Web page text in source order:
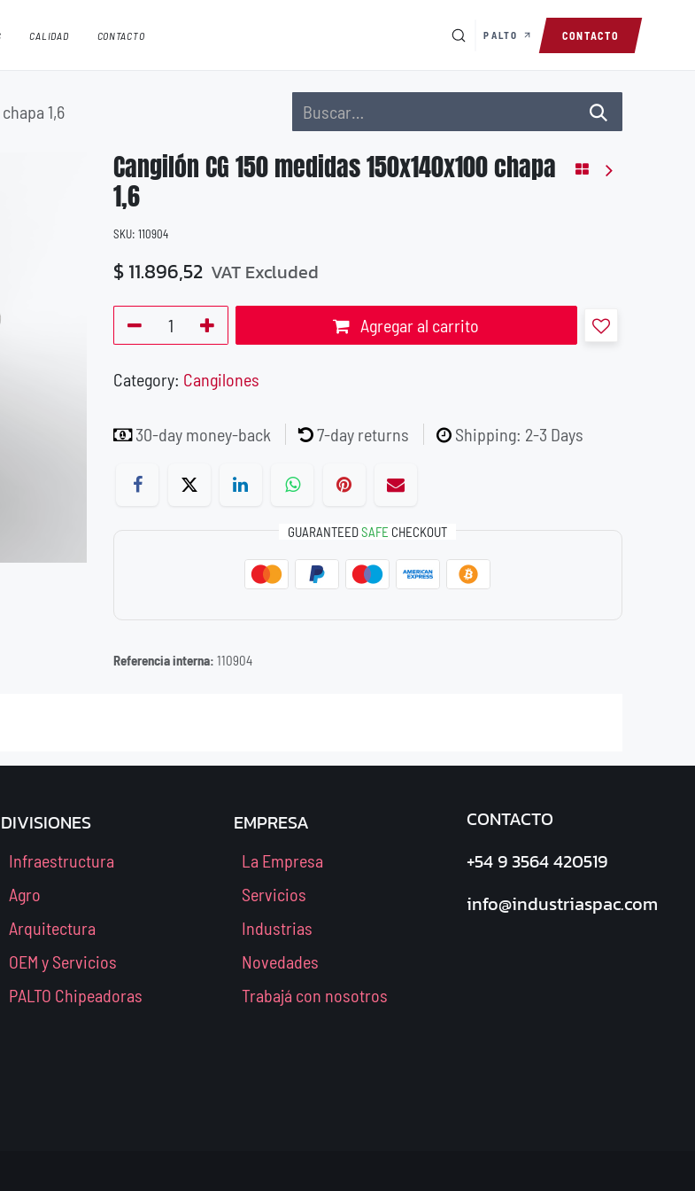
CALIDAD CONTACTO PALTO CONTACTO
1,6
Cangilón CG 150 medidas 150x140x100 chapa
1,6
SKU: 110904
$11.896,52 VAT Excluded
Agregar al carrito
Category: Cangilones
30-day money-back 7-day returns Shipping: 2-3 Days
GUARANTEEDSAFE CHECKOUT
Referencia interna: 110904
DIVISIONES
Infraestructura
Agro
Arquitectura
OEM y Servicios
PALTO Chipeadoras
EMPRESA
La Empresa
Servicios
Industrias
Novedades
Trabajá con nosotros
CONTACTO
+54 9 3564 420519
info@industriaspac.com